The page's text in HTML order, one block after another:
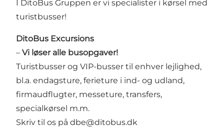
I DitoBus Gruppen er vi specialister i kørsel med
turistbusser!
DitoBus Excursions
– Vi løser alle busopgaver!
Turistbusser og VIP-busser til enhver lejlighed,
bl.a. endagsture, ferieture i ind- og udland,
firmaudflugter, messeture, transfers,
specialkørsel m.m.
Skriv til os på dbe@ditobus.dk